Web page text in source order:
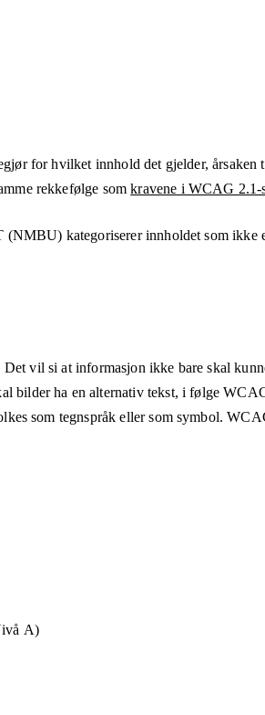
for hvilket innhold det gjelder,
rekkefølge somkravene i WCAG 2.1-
(NMBU) kategoriserer innholdet som
vil si at informasjon ikke bare skal
bilder ha en alternativ tekst, i følge
som tegnspråk eller som symbol.
A)